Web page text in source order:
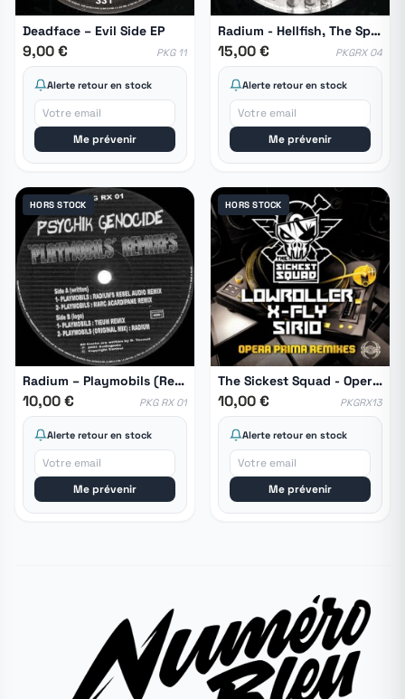
Deadface ‎– Evil Side EP
9,00 € PKG 11
Alerte retour en stock
Me prévenir
Radium - Hellfish, The Spead Freak - Steel-Finger Remixes
15,00 € PKGRX 04
Alerte retour en stock
Me prévenir
HORS STOCK
Radium ‎– Playmobils (Remixes)
10,00 € PKG RX 01
Alerte retour en stock
Me prévenir
HORS STOCK
The Sickest Squad - Opera Prima Remixes
10,00 € PKGRX13
Alerte retour en stock
Me prévenir